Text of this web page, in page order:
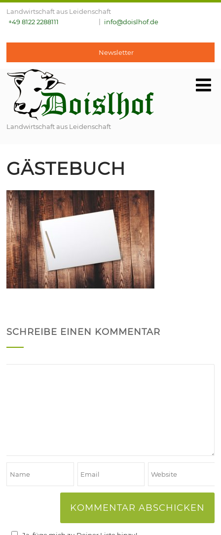
Landwirtschaft aus Leidenschaft
+49 8122 2288111
info@doislhof.de
Newsletter
Landwirtschaft aus Leidenschaft
GÄSTEBUCH
SCHREIBE EINEN KOMMENTAR